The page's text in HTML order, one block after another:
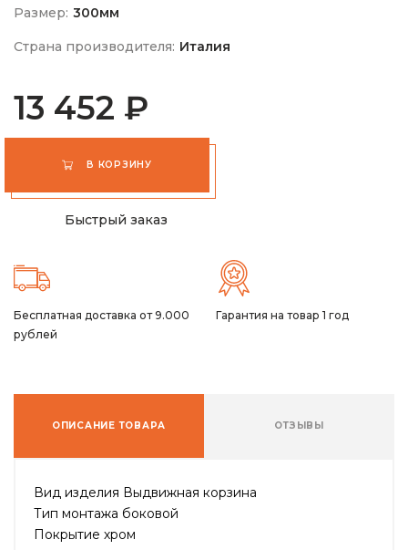
Размер: 300мм
Страна производителя: Италия
13 452 ₽
В КОРЗИНУ
Быстрый заказ
Бесплатная доставка от 9.000
рублей
Гарантия на товар 1 год
ОПИСАНИЕ ТОВАРА ОТЗЫВЫ
Вид изделия Выдвижная корзина
Тип монтажа боковой
Покрытие хром